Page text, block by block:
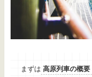
まずは 高原列車の概要